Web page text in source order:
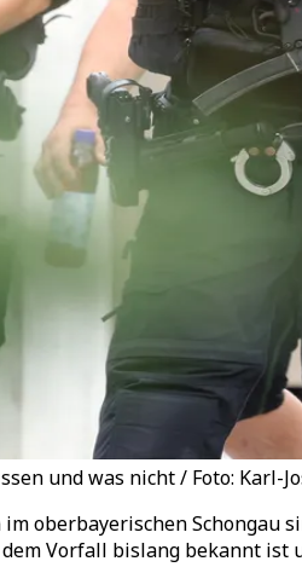
und was nicht / Foto: Karl-
oberbayerischen
Vorfall bislang bekannt ist